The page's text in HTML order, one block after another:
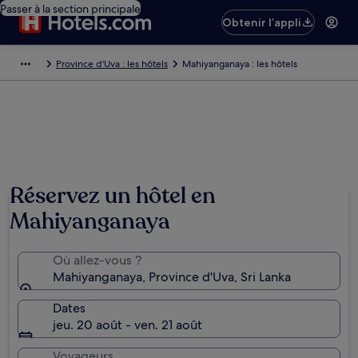
Passer à la section principale
Obtenir l’appli
Province d'Uva : les hôtels Mahiyanganaya : les hôtels
Réservez un hôtel en
Mahiyanganaya
Où allez-vous ?
Mahiyanganaya, Province d'Uva, Sri Lanka
Dates
jeu. 20 août - ven. 21 août